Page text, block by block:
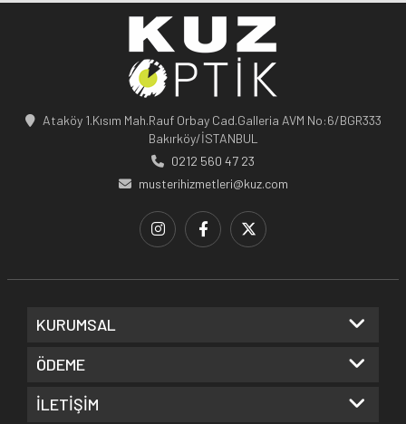
Ataköy 1.Kısım Mah.Rauf Orbay Cad.Galleria AVM No:6/BGR333
Bakırköy/İSTANBUL
0212 560 47 23
musterihizmetleri@kuz.com
KURUMSAL
ÖDEME
İLETİŞİM